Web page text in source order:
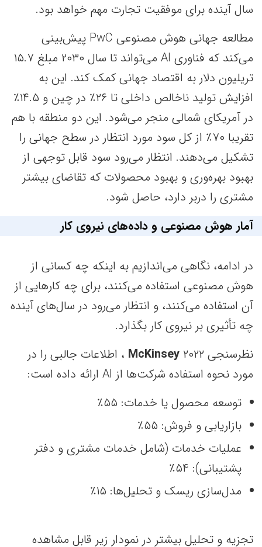
سال آینده برای موفقیت تجارت مهم خواهد بود.
مطالعه جهانی هوش مصنوعی PwC پیش‌بینی
می‌کند که فناوری AI می‌تواند تا سال ۲۰۳۰ مبلغ ۱۵.۷
تریلیون دلار به اقتصاد جهانی کمک کند. این به
افزایش تولید ناخالص داخلی تا ۲۶٪ در چین و ۱۴.۵٪
در آمریکای شمالی منجر می‌شود. این دو منطقه با هم
تقریبا ۷۰٪ از کل سود مورد انتظار در سطح جهانی را
تشکیل می‌دهند. انتظار می‌رود سود قابل توجهی از
بهبود بهره‌وری و بهبود محصولات که تقاضای بیشتر
مشتری را دربر دارد، حاصل شود.
آمار هوش مصنوعی و داده‌های نیروی کار
در ادامه، نگاهی می‌اندازیم به اینکه چه کسانی از
هوش مصنوعی استفاده می‌کنند، برای چه کارهایی از
آن استفاده می‌کنند، و انتظار می‌رود در سال‌های آینده
چه تأثیری بر نیروی کار بگذارد.
نظرسنجی ۲۰۲۲
McKinsey ، اطلاعات جالبی را در
مورد نحوه استفاده شرکت‌ها از AI ارائه داده است:
توسعه محصول یا خدمات: ۵۵٪
بازاریابی و فروش: ۵۵٪
عملیات خدمات (شامل خدمات مشتری و دفتر
پشتیبانی): ۵۴٪
مدل‌سازی ریسک و تحلیل‌ها: ۱۵٪
تجزیه و تحلیل بیشتر در نمودار زیر قابل مشاهده